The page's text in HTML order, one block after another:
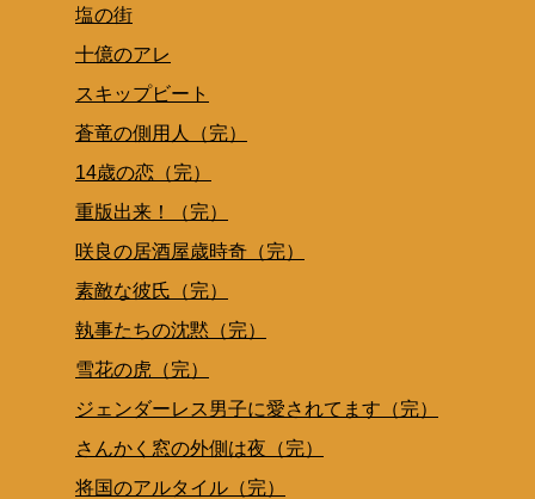
塩の街
十億のアレ
スキップビート
蒼竜の側用人（完）
14歳の恋（完）
重版出来！（完）
咲良の居酒屋歳時奇（完）
素敵な彼氏（完）
執事たちの沈黙（完）
雪花の虎（完）
ジェンダーレス男子に愛されてます（完）
さんかく窓の外側は夜（完）
将国のアルタイル（完）